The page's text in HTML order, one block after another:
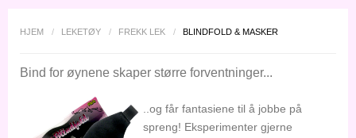
HJEM / LEKETØY / FREKK LEK / BLINDFOLD & MASKER
Bind for øynene skaper større forventninger...
..og får fantasiene til å jobbe på
spreng! Eksperimenter gjerne